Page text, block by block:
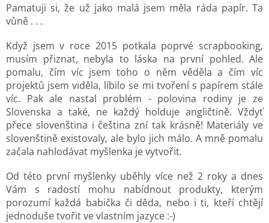
Pamatuji si, že už jako malá jsem měla ráda papír. Ta
vůně . . .
Když jsem v roce 2015 potkala poprvé scrapbooking,
musím přiznat, nebyla to láska na první pohled. Ale
pomalu, čím víc jsem toho o něm věděla a čím víc
projektů jsem viděla, líbilo se mi tvoření s papírem stále
víc. Pak ale nastal problém - polovina rodiny je ze
Slovenska a také, ne každý holduje angličtině. Vždyť
přece slovenština i čeština zní tak krásně! Materiály ve
slovenštině existovaly, ale bylo jich málo. A mně pomalu
začala nahlodávat myšlenka je vytvořit.
Od této první myšlenky uběhly více než 2 roky a dnes
Vám s radostí mohu nabídnout produkty, kterým
porozumí každá babička či děda, nebo i ti, kteří chtějí
jednoduše tvořit ve vlastním jazyce :-)